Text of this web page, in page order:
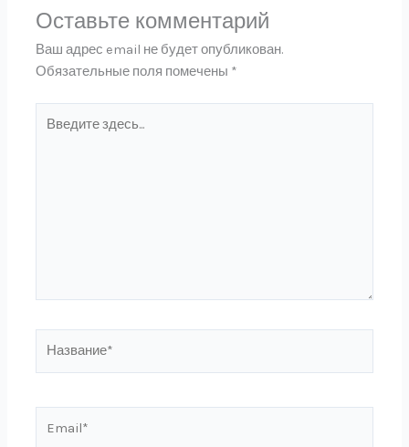
Оставьте комментарий
Ваш адрес email не будет опубликован.
Обязательные поля помечены *
здесь...